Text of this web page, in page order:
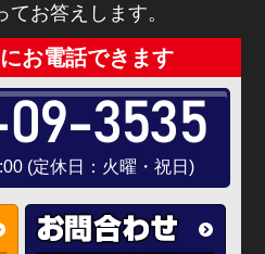
お答えします。
お電話できます
09-3535
(定休日：火曜・祝日)